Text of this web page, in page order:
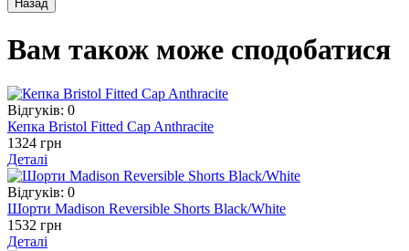
Вам також може сподобатися
Відгуків: 0
Кепка Bristol Fitted Cap Anthracite
1324 грн
Деталі
Відгуків: 0
Шорти Madison Reversible Shorts Black/White
1532 грн
Деталі